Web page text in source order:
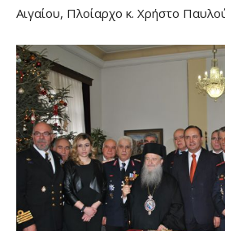
Αιγαίου, Πλοίαρχο κ. Χρήστο